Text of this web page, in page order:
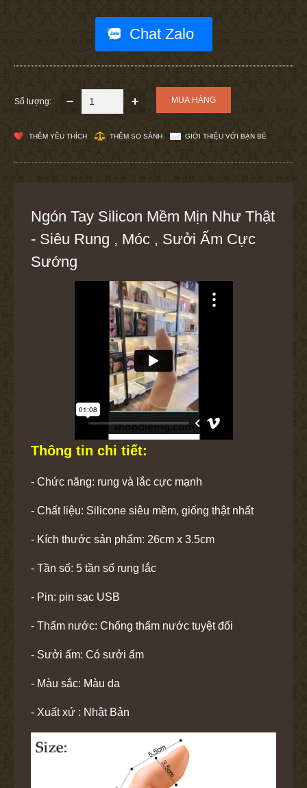
Chat Zalo
Số lượng:
THÊM YÊU THÍCH THÊM SO SÁNH GIỚI THIỆU VỚI BẠN BÈ
Ngón Tay Silicon Mềm Mịn Như Thật
- Siêu Rung , Móc , Sưởi Ấm Cực
Sướng
Thông tin chi tiết:
- Chức năng: rung và lắc cực mạnh
- Chất liệu: Silicone siêu mềm, giống thật nhất
- Kích thước sản phẩm: 26cm x 3.5cm
- Tần số: 5 tần số rung lắc
- Pin: pin sạc USB
- Thấm nước: Chống thấm nước tuyệt đối
- Sưởi ấm: Có sưởi ấm
- Màu sắc: Màu da
- Xuất xứ : Nhật Bản